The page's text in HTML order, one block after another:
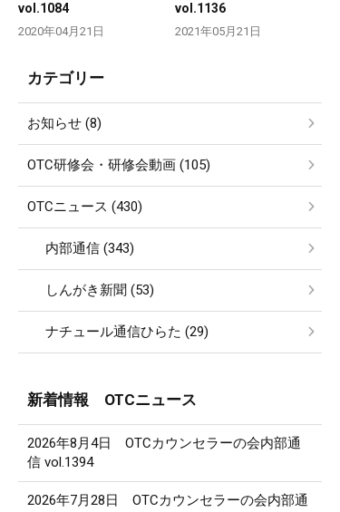
vol.1084
2020年04月21日
vol.1136
2021年05月21日
カテゴリー
お知らせ (8)
OTC研修会・研修会動画 (105)
OTCニュース (430)
内部通信 (343)
しんがき新聞 (53)
ナチュール通信ひらた (29)
新着情報 OTCニュース
2026年8月4日 OTCカウンセラーの会内部通
信 vol.1394
2026年7月28日 OTCカウンセラーの会内部通